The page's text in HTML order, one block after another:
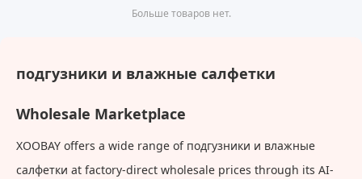
Больше товаров нет.
подгузники и влажные салфетки
Wholesale Marketplace
XOOBAY offers a wide range of подгузники и влажные
салфетки at factory-direct wholesale prices through its AI-